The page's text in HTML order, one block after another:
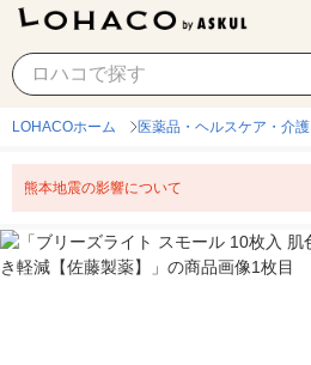
LOHACOホーム 医薬品・ヘルスケア・介護
熊本地震の影響について